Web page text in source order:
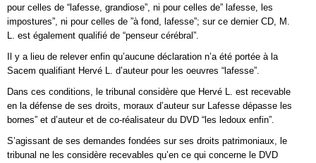
pour celles de “lafesse, grandiose”, ni pour celles de” lafesse, les
impostures”, ni pour celles de ”à fond, lafesse”; sur ce dernier CD, M.
L. est également qualifié de “penseur cérébral”.
Il y a lieu de relever enfin qu’aucune déclaration n’a été portée à la
Sacem qualifiant Hervé L. d’auteur pour les oeuvres “lafesse”.
Dans ces conditions, le tribunal considère que Hervé L. est recevable
en la défense de ses droits, moraux d’auteur sur Lafesse dépasse les
bornes” et d’auteur et de co-réalisateur du DVD “les ledoux enfin”.
S’agissant de ses demandes fondées sur ses droits patrimoniaux, le
tribunal ne les considère recevables qu’en ce qui concerne le DVD